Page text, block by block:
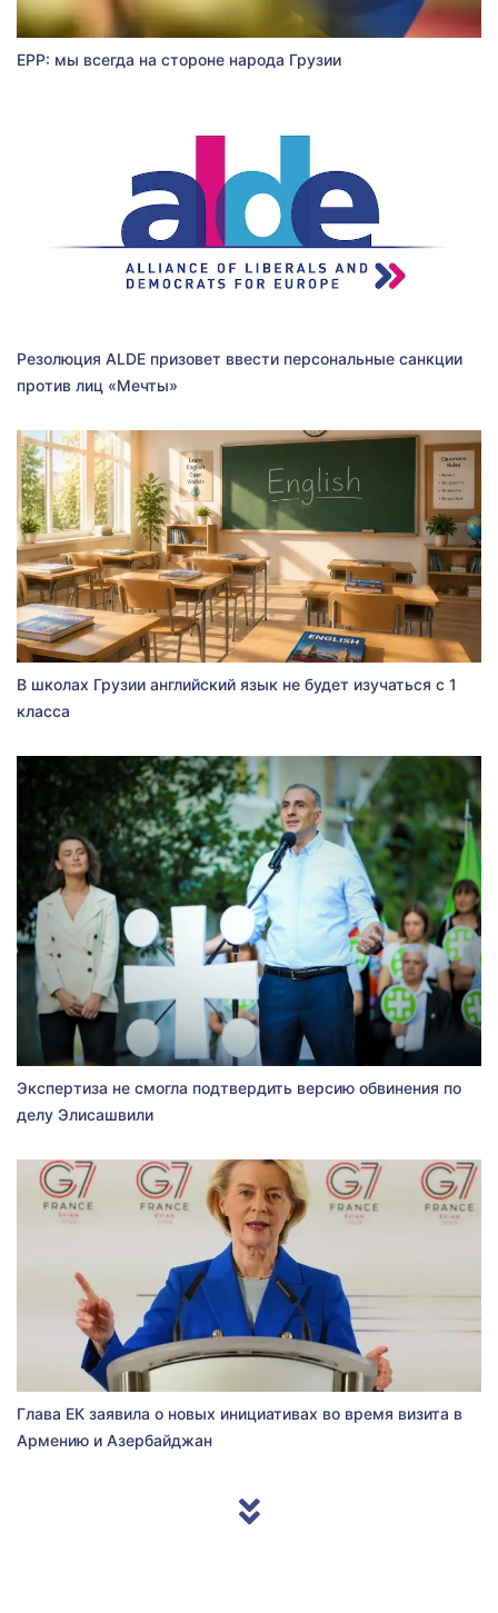
EPP: мы всегда на стороне народа Грузии
Резолюция ALDE призовет ввести персональные санкции
против лиц «Мечты»
В школах Грузии английский язык не будет изучаться с 1
класса
Экспертиза не смогла подтвердить версию обвинения по
делу Элисашвили
Глава ЕК заявила о новых инициативах во время визита в
Армению и Азербайджан